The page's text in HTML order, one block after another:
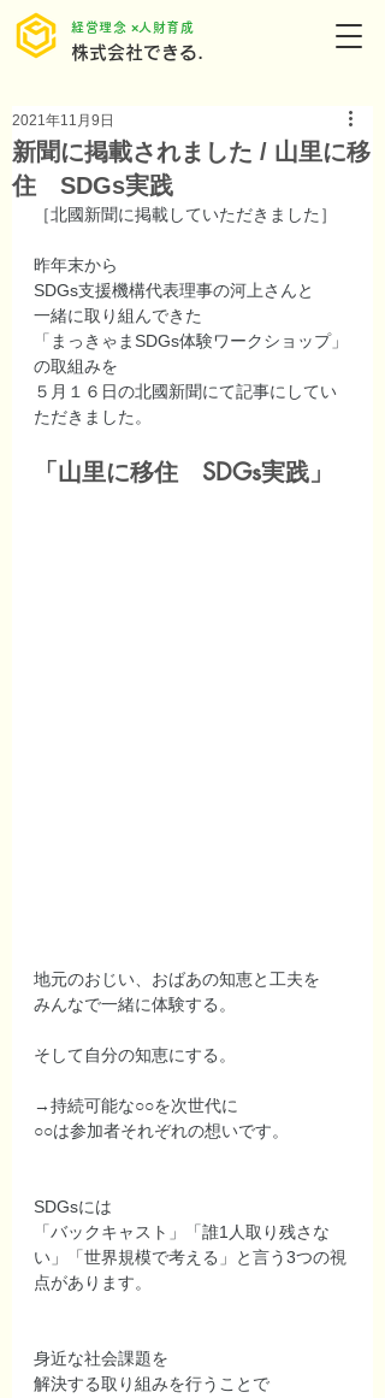
株式会社できる.
​経営理念 ×人財育成
新聞に掲載されました / 山里に移
住 SDGs実践
2021年11月9日
［北國新聞に掲載していただきました］
昨年末から
SDGs支援機構代表理事の河上さんと
一緒に取り組んできた
「まっきゃまSDGs体験ワークショップ」
の取組みを
５月１６日の北國新聞にて記事にしてい
ただきました。
「山里に移住　SDGs実践」
地元のおじい、おばあの知恵と工夫を
みんなで一緒に体験する。
そして自分の知恵にする。
→持続可能な○○を次世代に
○○は参加者それぞれの想いです。
SDGsには
「バックキャスト」「誰1人取り残さな
い」「世界規模で考える」と言う3つの視
点があります。
身近な社会課題を
解決する取り組みを行うことで